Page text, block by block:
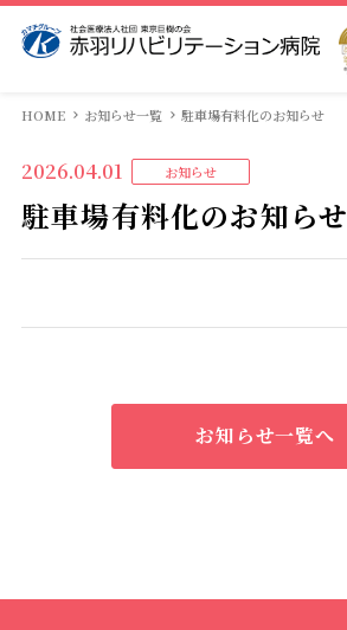
当院のご案内
院長挨拶
入院案内
入院のご案内
相談窓口
診断書のお申込・手続き
部門紹介
医局
リハビリテーション科
栄養科
求人情報
HOME お知らせ一覧 駐車場有料化のお知らせ
2026.04.01 お知らせ
駐車場有料化のお知らせ
お知らせ一覧へ